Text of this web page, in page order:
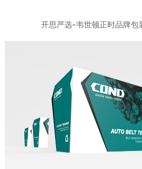
开思严选-韦世顿正时品牌包